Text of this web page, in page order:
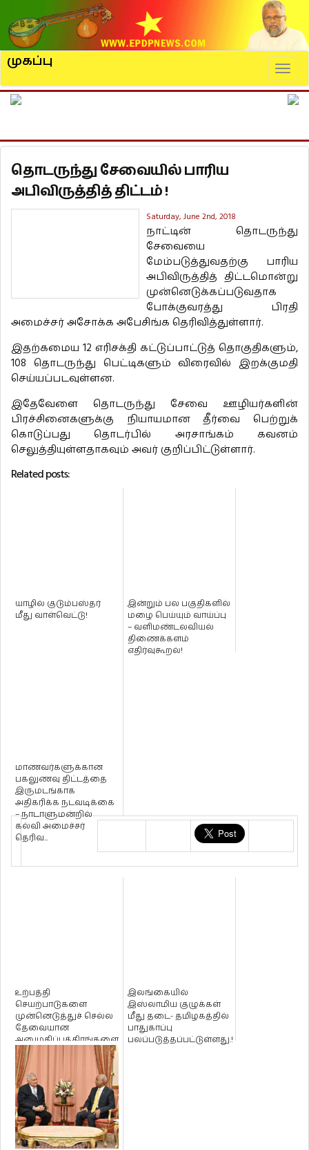
முகப்பு
தொடருந்து சேவையில் பாரிய
அபிவிருத்தித் திட்டம் !
Saturday, June 2nd, 2018
நாட்டின் தொடருந்து
சேவையை
மேம்படுத்துவதற்கு பாரிய
அபிவிருத்தித் திட்டமொன்று
முன்னெடுக்கப்படுவதாக
போக்குவரத்து பிரதி
அமைச்சர் அசோக்க அபேசிங்க தெரிவித்துள்ளார்.
இதற்கமைய 12 எரிசக்தி கட்டுப்பாட்டுத் தொகுதிகளும்,
108 தொடருந்து பெட்டிகளும் விரைவில் இறக்குமதி
செய்யப்படவுள்ளன.
இதேவேளை தொடருந்து சேவை ஊழியர்களின்
பிரச்சினைகளுக்கு நியாயமான தீர்வை பெற்றுக்
கொடுப்பது தொடர்பில் அரசாங்கம் கவனம்
செலுத்தியுள்ளதாகவும் அவர் குறிப்பிட்டுள்ளார்.
Related posts:
யாழில் குடும்பஸ்தர்
மீது வாள்வெட்டு!
இன்றும் பல பகுதிகளில்
மழை பெய்யும் வாய்ப்பு
– வளிமண்டலவியல்
திணைக்களம்
எதிர்வுகூறல்!
மாணவர்களுக்கான
பகலுணவு திட்டத்தை
இருமடங்காக
அதிகரிக்க நடவடிக்கை
– நாடாளுமன்றில்
கல்வி அமைச்சர்
தெரிவ...
உற்பத்தி
செயற்பாடுகளை
முன்னெடுத்துச் செல்ல
தேவையான
அனுமதிப்பத்திரங்களை
வழங்க நடவடிக்கை -
பொலிஸ் ஊடக...
இலங்கையில்
இஸ்லாமிய குழுக்கள்
மீது தடை- தமிழகத்தில்
பாதுகாப்பு
பலப்படுத்தப்பட்டுள்ளது.!